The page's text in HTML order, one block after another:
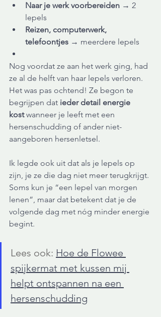
Naar je werk voorbereiden → 2
lepels
Reizen, computerwerk,
telefoontjes → meerdere lepels
Nog voordat ze aan het werk ging, had
ze al de helft van haar lepels verloren.
Het was pas ochtend! Ze begon te
begrijpen dat ieder detail energie
kost wanneer je leeft met een
hersenschudding of ander niet-
aangeboren hersenletsel.
Ik legde ook uit dat als je lepels op
zijn, je ze die dag niet meer terugkrijgt.
Soms kun je “een lepel van morgen
lenen”, maar dat betekent dat je de
volgende dag met nóg minder energie
begint.
Lees ook: Hoe de Flowee
spijkermat met kussen mij
helpt ontspannen na een
hersenschudding